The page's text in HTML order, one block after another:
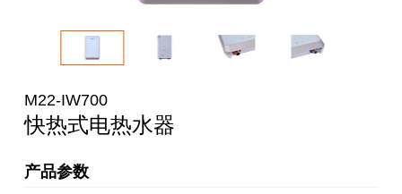
M22-IW700
快热式电热水器
产品参数